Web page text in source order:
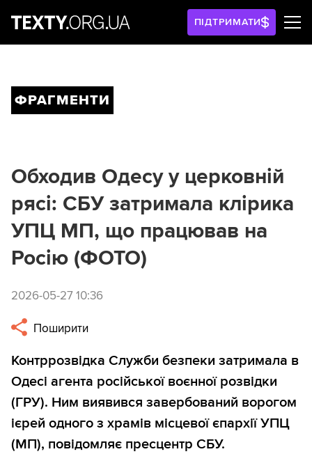
ПІДТРИМАТИ
ФРАГМЕНТИ
Обходив Одесу у церковній
рясі: СБУ затримала клірика
УПЦ МП, що працював на
Росію (ФОТО)
2026-05-27 10:36
Поширити
Контррозвідка Служби безпеки затримала в
Одесі агента російської воєнної розвідки
(ГРУ). Ним виявився завербований ворогом
ієрей одного з храмів місцевої єпархії УПЦ
(МП), повідомляє пресцентр СБУ.